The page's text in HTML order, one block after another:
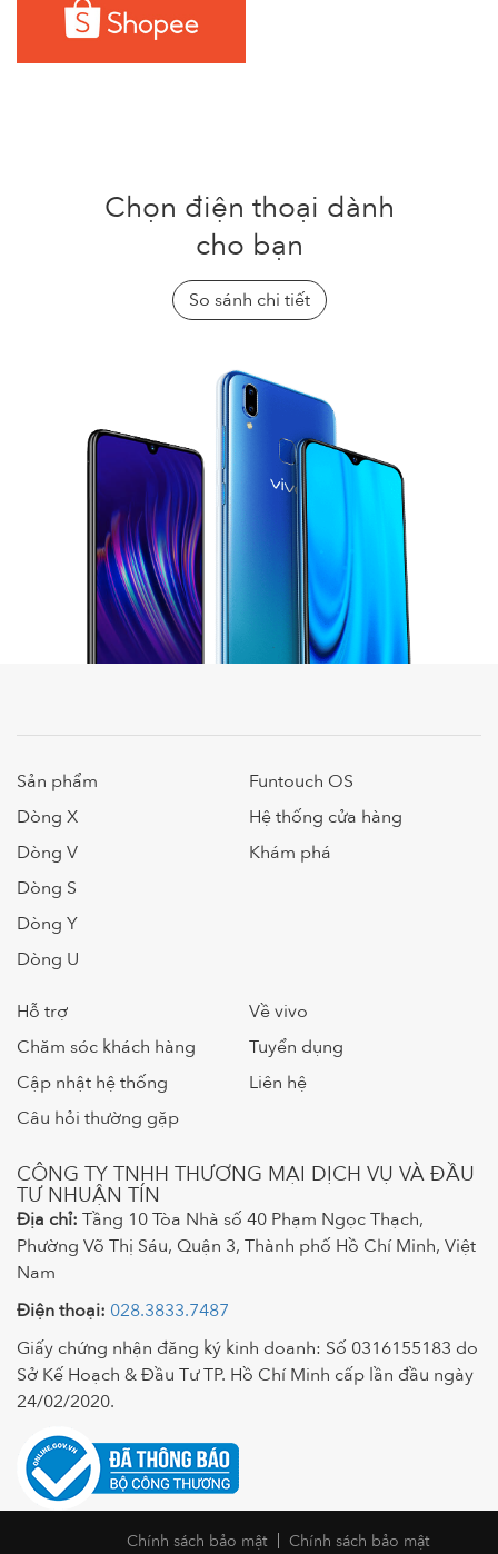
Chọn điện thoại dành
cho bạn
So sánh chi tiết
Sản phẩm
Dòng X
Dòng V
Dòng S
Dòng Y
Dòng U
Funtouch OS
Hệ thống cửa hàng
Khám phá
Hỗ trợ
Chăm sóc khách hàng
Cập nhật hệ thống
Câu hỏi thường gặp
Về vivo
Tuyển dụng
Liên hệ
CÔNG TY TNHH THƯƠNG MẠI DỊCH VỤ VÀ ĐẦU
TƯ NHUẬN TÍN
Địa chỉ: Tầng 10 Tòa Nhà số 40 Phạm Ngọc Thạch,
Phường Võ Thị Sáu, Quận 3, Thành phố Hồ Chí Minh, Việt
Nam
Điện thoại: 028.3833.7487
Giấy chứng nhận đăng ký kinh doanh: Số 0316155183 do
Sở Kế Hoạch & Đầu Tư TP. Hồ Chí Minh cấp lần đầu ngày
24/02/2020.
Chính sách bảo mật Chính sách bảo mật